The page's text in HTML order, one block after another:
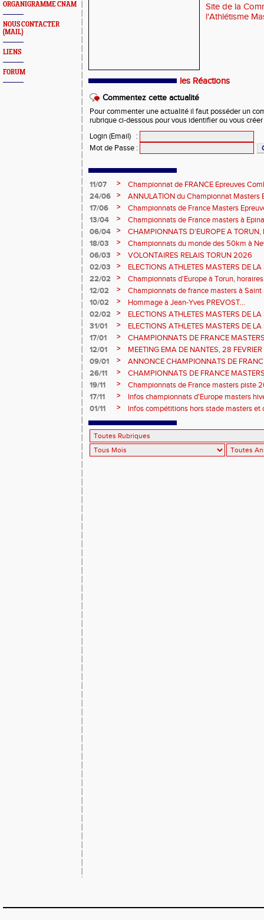
ORGANIGRAMME CNAM
NOUS CONTACTER
(MAIL)
LIENS
FORUM
Site de la
l'Athlétisme
les Réactions
Commentez cette actualité
Pour commenter une actualité il faut posséder un
rubrique ci-dessous pour vous identifier ou vous
Login (Email)
:
Mot de Passe :
11/07 >
Championnat de FRANCE Epreuves
et Marche CHATEAUROUX
24/06 >
ANNULATION du Championnat Masters
Châteauroux les 27-28 juin
17/06 >
Championnats de France Masters
fond long
13/04 >
Championnats de France masters à
prévisionnels, montée de barres et
06/04 >
CHAMPIONNATS D'EUROPE A
18/03
>
Championnats du monde des 50km à
Sébastien DOUMENC.
06/03 >
VOLONTAIRES RELAIS TORUN 2026
02/03
>
ELECTIONS ATHLETES MASTERS DE
2ème vote : athlètes hommes.
22/02 >
Championnats d'Europe à Torun,
informations...
12/02 >
Championnats de france masters à Saint
février 2026.
10/02 >
Hommage à Jean-Yves PREVOST...
02/02
>
ELECTIONS ATHLETES MASTERS DE
vote : athlètes femmes.
31/01 >
ELECTIONS ATHLETES MASTERS DE
17/01
>
CHAMPIONNATS DE FRANCE
informations sur les inscriptions et report
12/01 >
MEETING EMA DE NANTES, 28
09/01
>
ANNONCE CHAMPIONNATS DE
ÉPREUVES COMBINÉES ET ÉPREUVES
26/11 >
CHAMPIONNATS DE FRANCE
2026, site de l'organisation.
19/11 >
Championnats de France masters piste
17/11
>
Infos championnats d'Europe masters
01/11
> Infos compétitions hors stade masters et